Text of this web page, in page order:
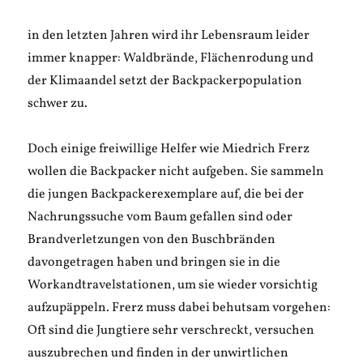
in den letzten Jahren wird ihr Lebensraum leider
immer knapper: Waldbrände, Flächenrodung und
der Klimaandel setzt der Backpackerpopulation
schwer zu.
Doch einige freiwillige Helfer wie Miedrich Frerz
wollen die Backpacker nicht aufgeben. Sie sammeln
die jungen Backpackerexemplare auf, die bei der
Nachrungssuche vom Baum gefallen sind oder
Brandverletzungen von den Buschbränden
davongetragen haben und bringen sie in die
Workandtravelstationen, um sie wieder vorsichtig
aufzupäppeln. Frerz muss dabei behutsam vorgehen:
Oft sind die Jungtiere sehr verschreckt, versuchen
auszubrechen und finden in der unwirtlichen